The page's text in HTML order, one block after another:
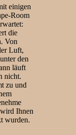
einigen
Room
die
Von
Luft,
den
läuft
nicht.
zu und
Ihnen
wurden.